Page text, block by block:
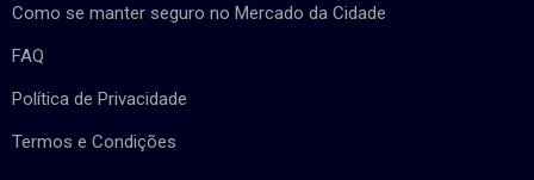
Como se manter seguro no Mercado da Cidade
FAQ
Política de Privacidade
Termos e Condições